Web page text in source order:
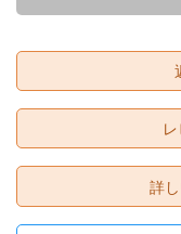
詳